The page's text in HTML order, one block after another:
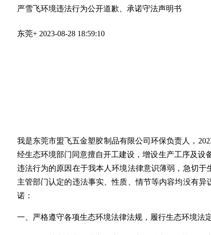
严雪飞环境违法行为公开道歉、承诺守法声明书
东莞+ 2023-08-28 18:59:10
我是东莞市盟飞五金塑胶制品有限公司环保负责人，
经生态环境部门同意擅自开工建设，增设生产工序及设
违法行为的原因在于我本人环境法律意识薄弱，急切于
主管部门认定的违法事实、性质、情节等内容均没有
诺：
一、严格遵守各项生态环境法律法规，履行生态环境法